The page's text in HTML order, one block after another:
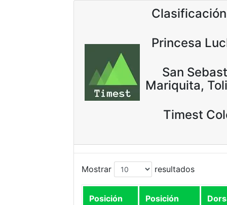
Princesa
San
Mariquita,
Timest
Mostrar resultados
Posición
Posición